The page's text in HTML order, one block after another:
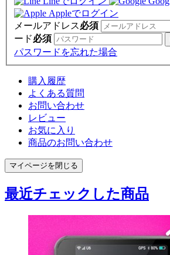
Appleでログイン
メールアドレス必須
ード必須
パスワードを忘れた場合
購入履歴
よくある質問
お問い合わせ
レビュー
お気に入り
商品のお問い合わせ
マイページを閉じる
最近チェックした商品